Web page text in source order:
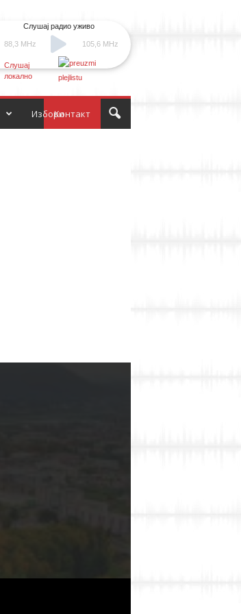
88,3 MHz
Слушај радио уживо
105,6 MHz
Слушај
локално
Контакт
Избори